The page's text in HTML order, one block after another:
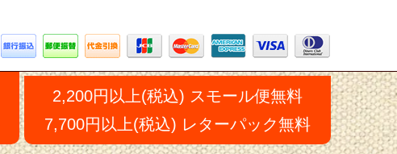
2,200円以上(税込) スモール便無料
7,700円以上(税込) レターパック無料